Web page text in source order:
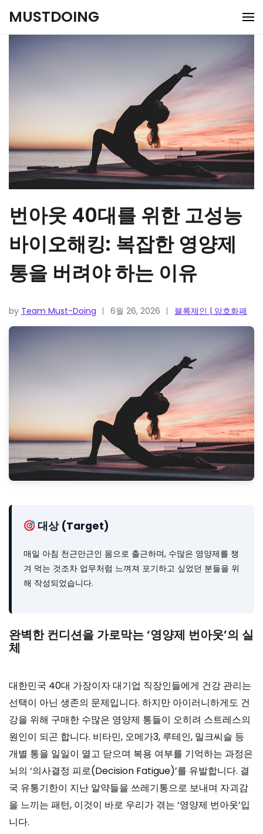
MUSTDOING
번아웃 40대를 위한 고성능
바이오해킹: 복잡한 영양제
통을 버려야 하는 이유
by Team Must-Doing 6월 26, 2026 블록제인 | 암호화폐
대상 (Target)
매일 아침 천근만근인 몸으로 출근하며, 수많은 영양제를 챙
겨 먹는 것조차 업무처럼 느껴져 포기하고 싶었던 분들을 위
해 작성되었습니다.
완벽한 컨디션을 가로막는 ‘영양제 번아웃’의 실
체
대한민국 40대 가장이자 대기업 직장인들에게 건강 관리는
선택이 아닌 생존의 문제입니다. 하지만 아이러니하게도 건
강을 위해 구매한 수많은 영양제 통들이 오히려 스트레스의
원인이 되곤 합니다. 비타민, 오메가3, 루테인, 밀크씨슬 등
개별 통을 일일이 열고 닫으며 복용 여부를 기억하는 과정은
뇌의 ‘의사결정 피로(Decision Fatigue)’를 유발합니다. 결
국 유통기한이 지난 알약들을 쓰레기통으로 보내며 자괴감
을 느끼는 패턴, 이것이 바로 우리가 겪는 ‘영양제 번아웃’입
니다.